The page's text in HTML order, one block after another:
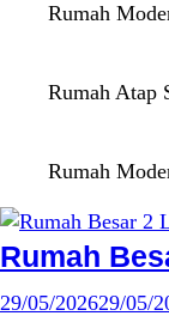
Rumah
Rumah Atap
Rumah
Rumah
29/05/202629/05/